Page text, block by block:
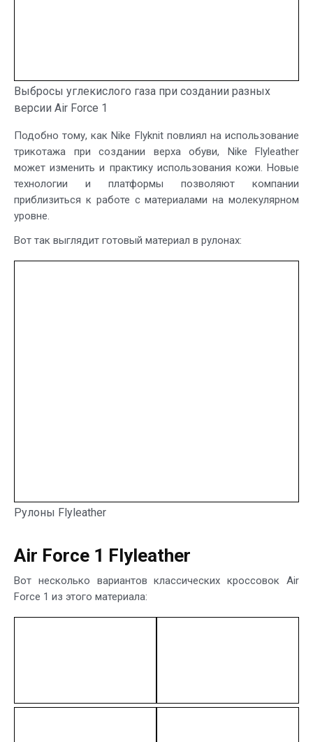
Выбросы углекислого газа при создании разных
версии Air Force 1
Подобно тому, как Nike Flyknit повлиял на использование
трикотажа при создании верха обуви, Nike Flyleather
может изменить и практику использования кожи. Новые
технологии и платформы позволяют компании
приблизиться к работе с материалами на молекулярном
уровне.
Вот так выглядит готовый материал в рулонах:
Рулоны Flyleather
Air Force 1 Flyleather
Вот несколько вариантов классических кроссовок Air
Force 1 из этого материала: